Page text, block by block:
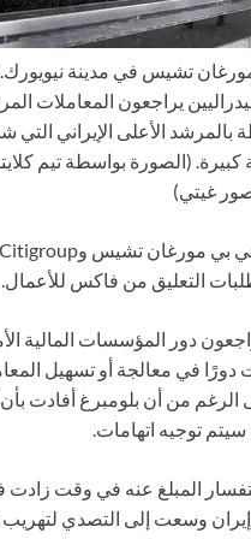
تشيس في مدينة نيويورك.
يراجعون المعاملات
بالمرشد الأعلى الإيراني
كبيرة. (الصورة بواسطة تيم
غيتي)
التعليق من فاكس للأعمال.
دور المؤسسات المالية
دورًا في معالجة أو تسهيل
الرغم من أن بلومبرغ أفادت بأن
سيتم توجيه اتهامات.
المبلغ عنه في وقت زادت
وسعت إلى التصدي لتهريب